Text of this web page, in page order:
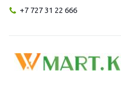
+7 727 31 22 666